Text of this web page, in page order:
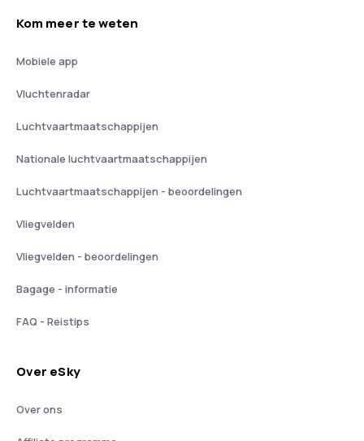
Kom meer te weten
Mobiele app
Vluchtenradar
Luchtvaartmaatschappijen
Nationale luchtvaartmaatschappijen
Luchtvaartmaatschappijen - beoordelingen
Vliegvelden
Vliegvelden - beoordelingen
Bagage - informatie
FAQ - Reistips
Over eSky
Over ons